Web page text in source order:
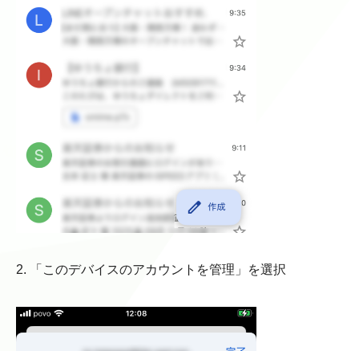
2. 「このデバイスのアカウントを管理」を選択